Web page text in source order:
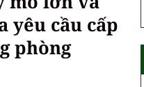
yêu cầu cấp
phòng